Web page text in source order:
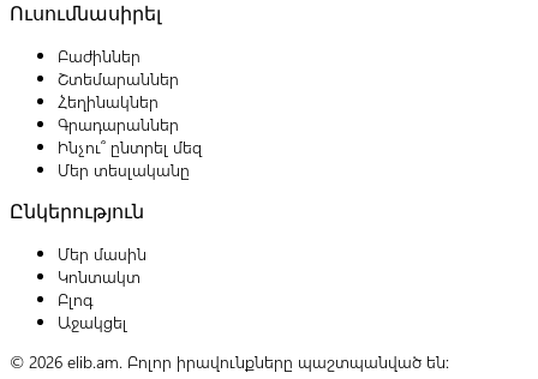
Ուսումնասիրել
Բաժիններ
Շտեմարաններ
Հեղինակներ
Գրադարաններ
Ինչու՞ ընտրել մեզ
Մեր տեսլականը
Ընկերություն
Մեր մասին
Կոնտակտ
Բլոգ
Աջակցել
© 2026 elib.am. Բոլոր իրավունքները պաշտպանված են: